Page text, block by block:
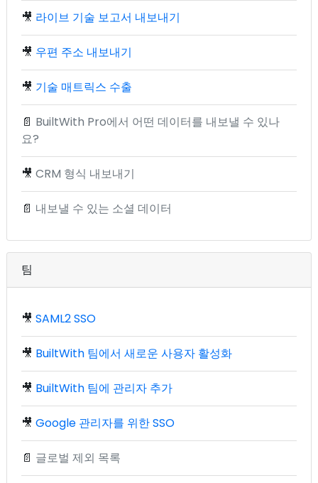
🎥 라이브 기술 보고서 내보내기
🎥 우편 주소 내보내기
🎥 기술 매트릭스 수출
📄 BuiltWith Pro에서 어떤 데이터를 내보낼 수 있나
요?
🎥 CRM 형식 내보내기
📄 내보낼 수 있는 소셜 데이터
팀
🎥 SAML2 SSO
🎥 BuiltWith 팀에서 새로운 사용자 활성화
🎥 BuiltWith 팀에 관리자 추가
🎥 Google 관리자를 위한 SSO
📄 글로벌 제외 목록